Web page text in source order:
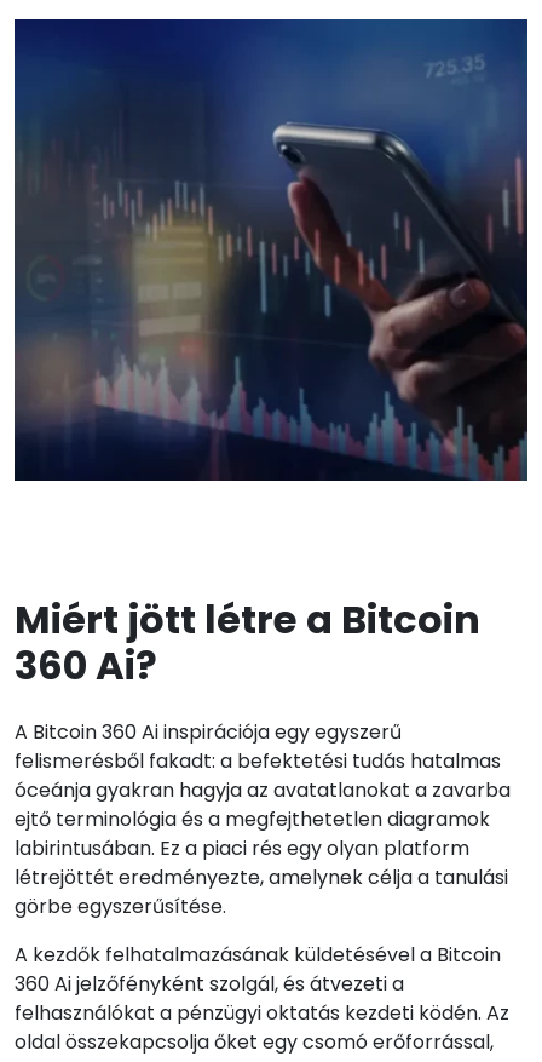
Miért jött létre a Bitcoin
360 Ai?
A Bitcoin 360 Ai inspirációja egy egyszerű
felismerésből fakadt: a befektetési tudás hatalmas
óceánja gyakran hagyja az avatatlanokat a zavarba
ejtő terminológia és a megfejthetetlen diagramok
labirintusában. Ez a piaci rés egy olyan platform
létrejöttét eredményezte, amelynek célja a tanulási
görbe egyszerűsítése.
A kezdők felhatalmazásának küldetésével a Bitcoin
360 Ai jelzőfényként szolgál, és átvezeti a
felhasználókat a pénzügyi oktatás kezdeti ködén. Az
oldal összekapcsolja őket egy csomó erőforrással,